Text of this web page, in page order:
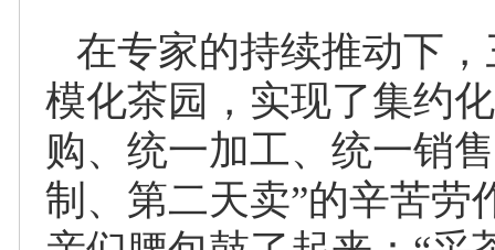
在专家的持续推动下
模化茶园，实现了集约
购、统一加工、统一销
制、第二天卖”的辛苦劳